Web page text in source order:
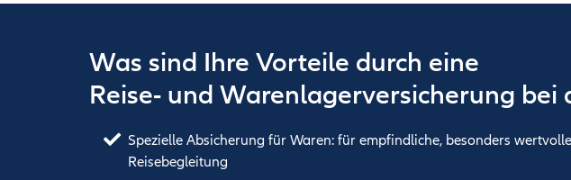
Was sind Ihre Vorteile durch eine
Reise- und Warenlagerversicherung bei
Spezielle Absicherung für Waren: für empfindliche, besonders
Reisebegleitung